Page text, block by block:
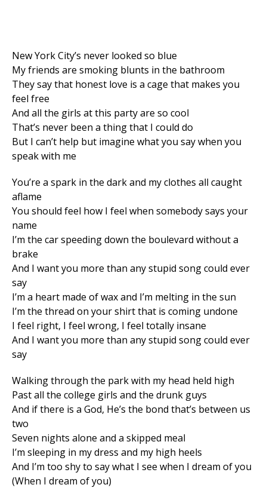
New York City’s never looked so blue
My friends are smoking blunts in the bathroom
They say that honest love is a cage that makes you
feel free
And all the girls at this party are so cool
That’s never been a thing that I could do
But I can’t help but imagine what you say when you
speak with me
You’re a spark in the dark and my clothes all caught
aflame
You should feel how I feel when somebody says your
name
I’m the car speeding down the boulevard without a
brake
And I want you more than any stupid song could ever
say
I’m a heart made of wax and I’m melting in the sun
I’m the thread on your shirt that is coming undone
I feel right, I feel wrong, I feel totally insane
And I want you more than any stupid song could ever
say
Walking through the park with my head held high
Past all the college girls and the drunk guys
And if there is a God, He’s the bond that’s between us
two
Seven nights alone and a skipped meal
I’m sleeping in my dress and my high heels
And I’m too shy to say what I see when I dream of you
(When I dream of you)